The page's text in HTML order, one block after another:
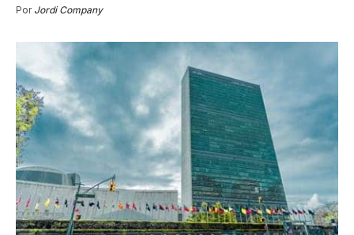
Por Jordi Company